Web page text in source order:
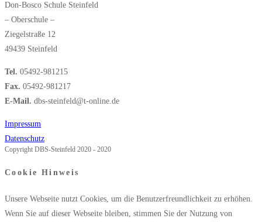
Don-Bosco Schule Steinfeld
– Oberschule –
Ziegelstraße 12
49439 Steinfeld
Tel. 05492-981215
Fax. 05492-981217
E-Mail. dbs-steinfeld@t-online.de
Impressum
Datenschutz
Copyright DBS-Steinfeld 2020 - 2020
Cookie Hinweis
Unsere Webseite nutzt Cookies, um die Benutzerfreundlichkeit zu erhöhen.
Wenn Sie auf dieser Webseite bleiben, stimmen Sie der Nutzung von